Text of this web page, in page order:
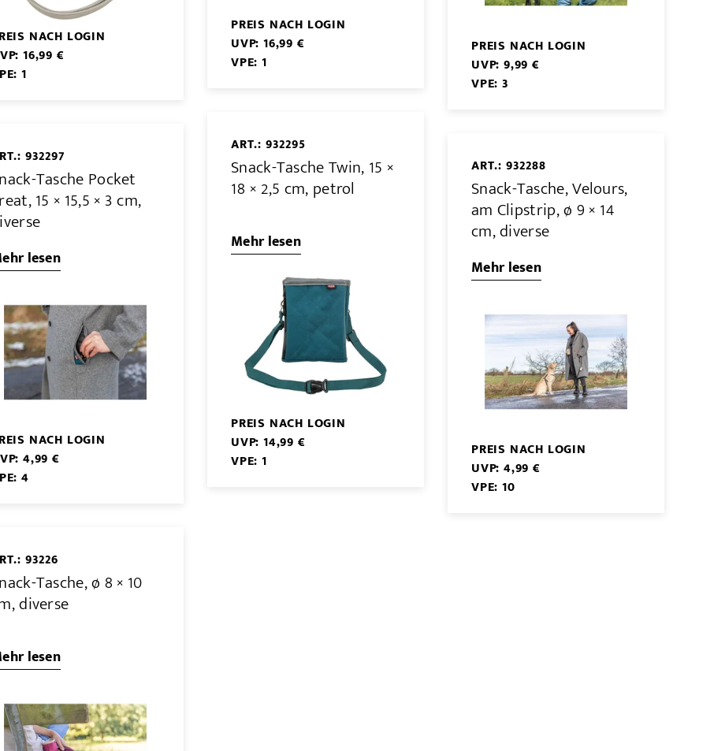
NACH LOGIN
16,99 €
1
PREIS NACH LOGIN
UVP: 16,99 €
VPE: 1
PREIS NACH LOGIN
UVP: 9,99 €
VPE: 3
932297
Tasche Pocket
15 × 15,5 × 3 cm,
lesen
NACH LOGIN
4,99 €
4
ART.: 932295
Snack-Tasche Twin, 15 ×
18 × 2,5 cm, petrol
Mehr lesen
PREIS NACH LOGIN
UVP: 14,99 €
VPE: 1
ART.: 932288
Snack-Tasche, Velours,
am Clipstrip, ø 9 × 14
cm, diverse
Mehr lesen
PREIS NACH LOGIN
UVP: 4,99 €
VPE: 10
93226
Tasche, ø 8 × 10
diverse
lesen